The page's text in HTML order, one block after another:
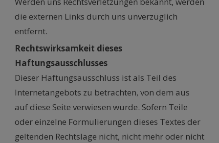
die externen Links durch uns unverzüglich
entfernt.
Rechtswirksamkeit dieses
Haftungsausschlusses
Dieser Haftungsausschluss ist als Teil des
Internetangebots zu betrachten, von dem aus
auf diese Seite verwiesen wurde. Sofern Teile
oder einzelne Formulierungen dieses Textes der
geltenden Rechtslage nicht, nicht mehr oder nicht